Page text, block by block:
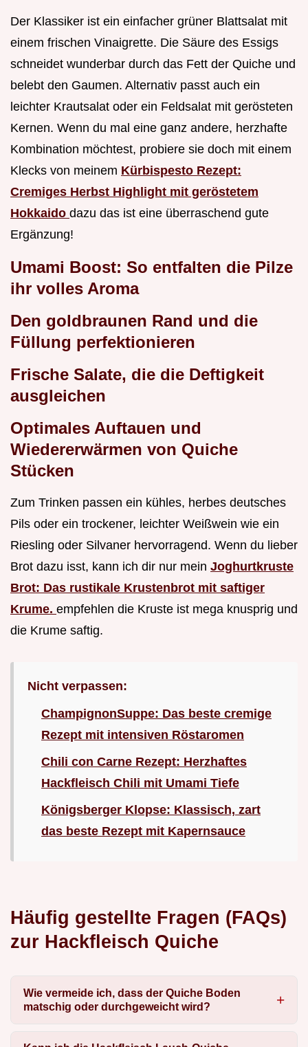
Der Klassiker ist ein einfacher grüner Blattsalat mit
einem frischen Vinaigrette. Die Säure des Essigs
schneidet wunderbar durch das Fett der Quiche und
belebt den Gaumen. Alternativ passt auch ein
leichter Krautsalat oder ein Feldsalat mit gerösteten
Kernen. Wenn du mal eine ganz andere, herzhafte
Kombination möchtest, probiere sie doch mit einem
Klecks von meinem Kürbispesto Rezept:
Cremiges Herbst Highlight mit geröstetem
Hokkaido dazu das ist eine überraschend gute
Ergänzung!
Umami Boost: So entfalten die Pilze
ihr volles Aroma
Den goldbraunen Rand und die
Füllung perfektionieren
Frische Salate, die die Deftigkeit
ausgleichen
Optimales Auftauen und
Wiedererwärmen von Quiche
Stücken
Zum Trinken passen ein kühles, herbes deutsches
Pils oder ein trockener, leichter Weißwein wie ein
Riesling oder Silvaner hervorragend. Wenn du lieber
Brot dazu isst, kann ich dir nur mein Joghurtkruste
Brot: Das rustikale Krustenbrot mit saftiger
Krume. empfehlen die Kruste ist mega knusprig und
die Krume saftig.
Nicht verpassen:
ChampignonSuppe: Das beste cremige
Rezept mit intensiven Röstaromen
Chili con Carne Rezept: Herzhaftes
Hackfleisch Chili mit Umami Tiefe
Königsberger Klopse: Klassisch, zart
das beste Rezept mit Kapernsauce
Häufig gestellte Fragen (FAQs)
zur Hackfleisch Quiche
Wie vermeide ich, dass der Quiche Boden
matschig oder durchgeweicht wird?